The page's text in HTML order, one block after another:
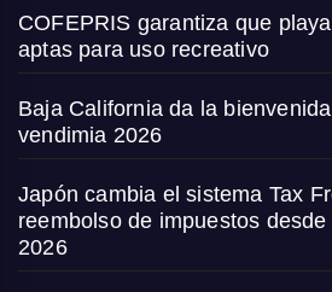
COFEPRIS garantiza que
aptas para uso recreativo
Baja California da la
vendimia 2026
Japón cambia el sistema Tax
reembolso de impuestos
2026